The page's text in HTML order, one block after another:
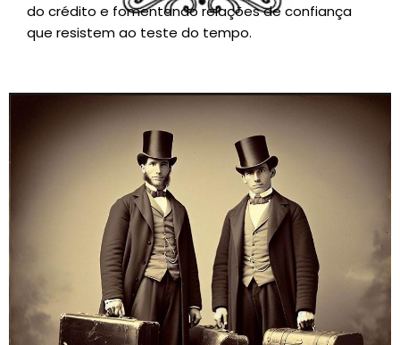
do crédito e fomentando relações de confiança
que resistem ao teste do tempo.